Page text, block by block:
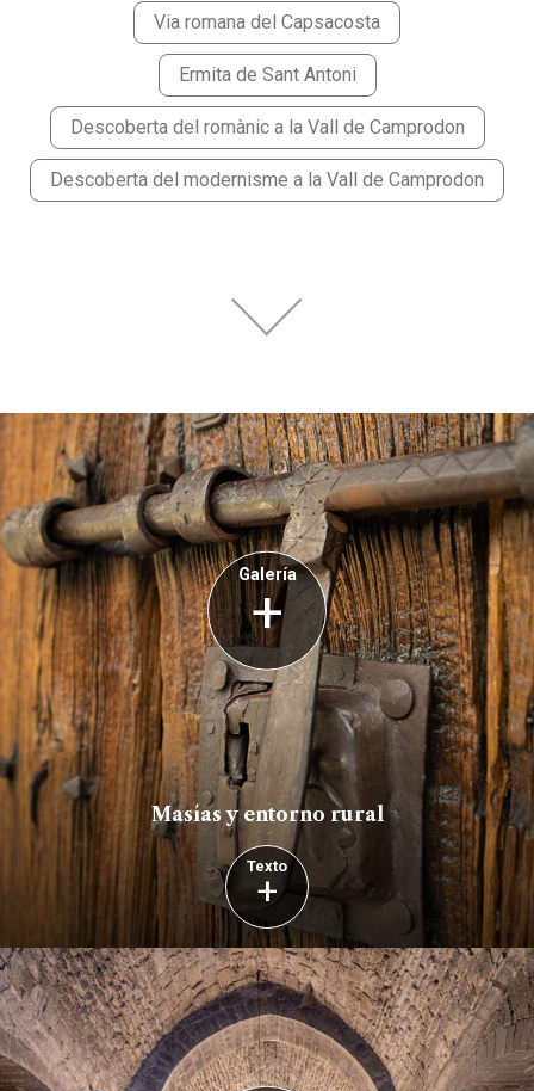
Via romana del Capsacosta
Ermita de Sant Antoni
Descoberta del romànic a la Vall de Camprodon
Descoberta del modernisme a la Vall de Camprodon
Galería
+
Masías y entorno rural
Texto
+